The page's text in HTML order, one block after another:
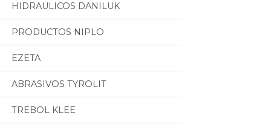
HIDRAULICOS DANILUK
PRODUCTOS NIPLO
EZETA
ABRASIVOS TYROLIT
TREBOL KLEE